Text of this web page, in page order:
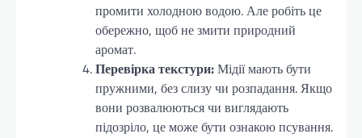
промити холодною водою. Але робіть це
обережно, щоб не змити природний
аромат.
Перевірка текстури:Мідії мають бути
пружними, без слизу чи розпадання. Якщо
вони розвалюються чи виглядають
підозріло, це може бути ознакою псування.